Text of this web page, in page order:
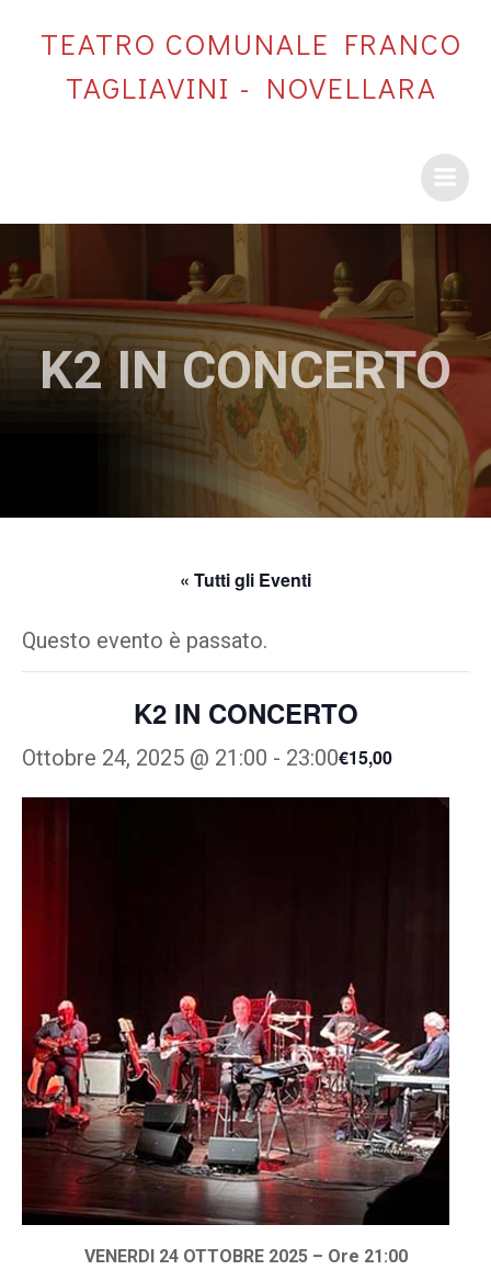
al
contenuto
TEATRO COMUNALE FRANCO
TAGLIAVINI - NOVELLARA
K2 IN CONCERTO
« Tutti gli Eventi
Questo evento è passato.
K2 IN CONCERTO
Ottobre 24, 2025 @ 21:00 - 23:00€15,00
VENERDI 24 OTTOBRE 2025 – Ore 21:00